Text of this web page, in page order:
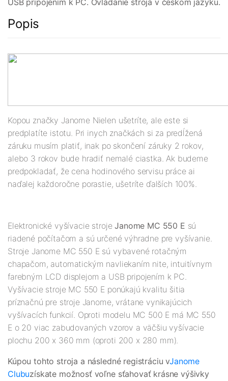
USB pripojením k PC. Ovládanie stroja v českom jazyku.
Popis
Kopou značky Janome Nielen ušetríte, ale este si
predplatíte istotu. Pri inych značkách si za predĺžená
záruku musím platiť, inak po skončení záruky 2 rokov,
alebo 3 rokov bude hradiť nemalé ciastka. Ak budeme
predpokladať, že cena hodinového servisu práce ai
naďalej každoročne porastie, ušetríte ďalších 100%.
Elektronické vyšívacie strojeJanome MC 550 E sú
riadené počítačom a sú určené výhradne pre vyšívanie.
Stroje Janome MC 550 E sú vybavené rotačným
chapačom, automatickým navliekaním nite, intuitívnym
farebným LCD displejom a USB pripojením k PC.
Vyšívacie stroje MC 550 E ponúkajú kvalitu šitia
príznačnú pre stroje Janome, vrátane vynikajúcich
vyšívacích funkcií. Oproti modelu MC 500 E má MC 550
E o 20 viac zabudovaných vzorov a väčšiu vyšívacie
plochu 200 x 360 mm (oproti 200 x 280 mm).
Kúpou tohto stroja a následné registráciu vJanome
Clubuzískate možnosť voľne sťahovať krásne výšivky